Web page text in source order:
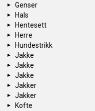
Genser
Hals
Hentesett
Herre
Hundestrikk
Jakke
Jakke
Jakke
Jakker
Jakker
Kofte